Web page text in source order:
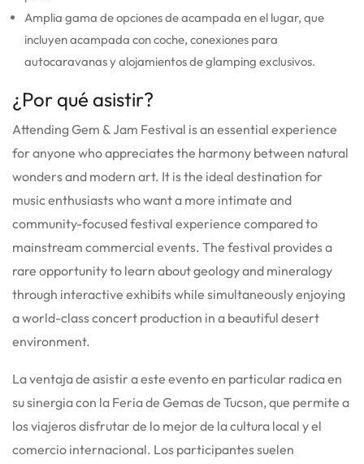
Amplia gama de opciones de acampada en el lugar, que
incluyen acampada con coche, conexiones para
autocaravanas y alojamientos de glamping exclusivos.
¿Por qué asistir?
Attending Gem & Jam Festival is an essential experience
for anyone who appreciates the harmony between natural
wonders and modern art. It is the ideal destination for
music enthusiasts who want a more intimate and
community-focused festival experience compared to
mainstream commercial events. The festival provides a
rare opportunity to learn about geology and mineralogy
through interactive exhibits while simultaneously enjoying
a world-class concert production in a beautiful desert
environment.
La ventaja de asistir a este evento en particular radica en
su sinergia con la Feria de Gemas de Tucson, que permite a
los viajeros disfrutar de lo mejor de la cultura local y el
comercio internacional. Los participantes suelen